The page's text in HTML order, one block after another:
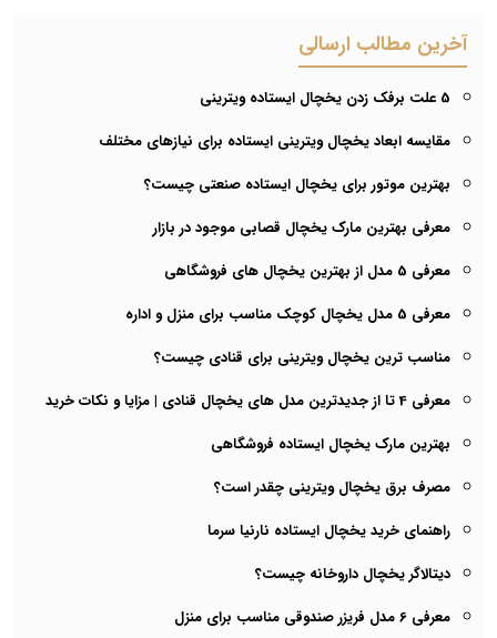
آخرین مطالب ارسالی
5 علت برفک زدن یخچال ایستاده ویترینی
مقایسه ابعاد یخچال ویترینی ایستاده برای نیازهای مختلف
بهترین موتور برای یخچال ایستاده صنعتی چیست؟
معرفی بهترین مارک یخچال قصابی موجود در بازار
معرفی 5 مدل از بهترین یخچال های فروشگاهی
معرفی 5 مدل یخچال کوچک مناسب برای منزل و اداره
مناسب ترین یخچال ویترینی برای قنادی چیست؟
معرفی 4 تا از جدیدترین مدل های یخچال قنادی | مزایا و نکات خرید
بهترین مارک یخچال ایستاده فروشگاهی
مصرف برق یخچال ویترینی چقدر است؟
راهنمای خرید یخچال ایستاده نارنیا سرما
دیتالاگر یخچال داروخانه چیست؟
معرفی 6 مدل فریزر صندوقی مناسب برای منزل